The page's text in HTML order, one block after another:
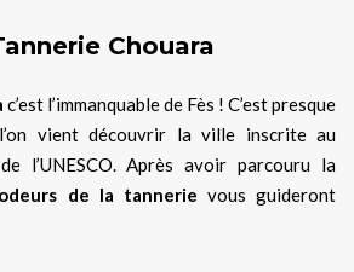
Chouara
c’est l’immanquable de Fès ! C’est presque
vient découvrir la ville inscrite au
l’UNESCO. Après avoir parcouru la
de la tannerie vous guideront